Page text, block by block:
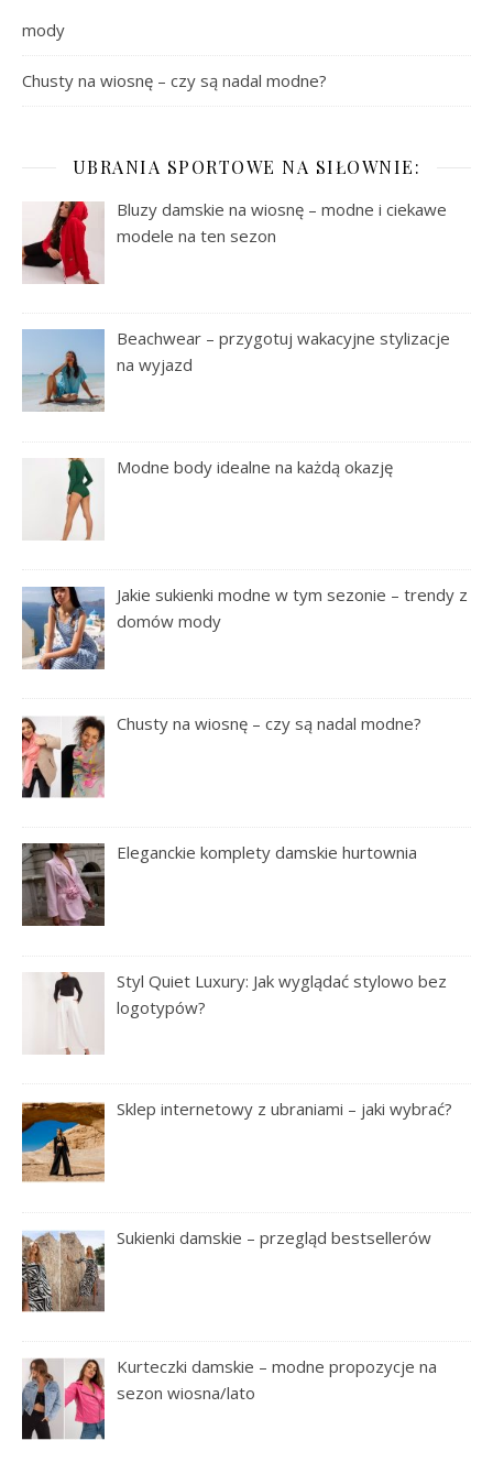
mody
Chusty na wiosnę – czy są nadal modne?
UBRANIA SPORTOWE NA SIŁOWNIE:
Bluzy damskie na wiosnę – modne i ciekawe
modele na ten sezon
Beachwear – przygotuj wakacyjne stylizacje
na wyjazd
Modne body idealne na każdą okazję
Jakie sukienki modne w tym sezonie – trendy z
domów mody
Chusty na wiosnę – czy są nadal modne?
Eleganckie komplety damskie hurtownia
Styl Quiet Luxury: Jak wyglądać stylowo bez
logotypów?
Sklep internetowy z ubraniami – jaki wybrać?
Sukienki damskie – przegląd bestsellerów
Kurteczki damskie – modne propozycje na
sezon wiosna/lato